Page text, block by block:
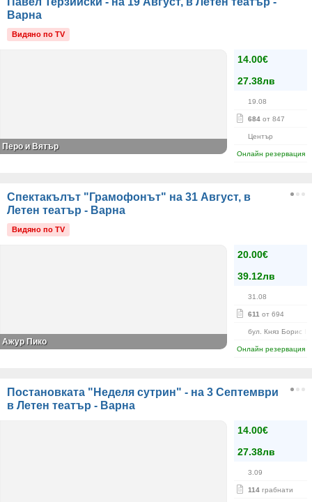
Варна
Видяно по TV
14.00€
27.38лв
19.08
684 от 847
Център
Онлайн резервация
Перо и Вятър
Спектакълът "Грамофонът" на 31 Август, в
Летен театър - Варна
Видяно по TV
20.00€
39.12лв
31.08
611 от 694
бул. Княз Борис I-
Онлайн резервация
Ажур Пико
Постановката "Неделя сутрин" - на 3 Септември
в Летен театър - Варна
14.00€
27.38лв
3.09
114 грабнати